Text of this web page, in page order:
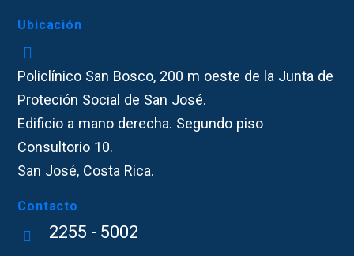
Ubicación
Policlínico San Bosco, 200 m oeste de la Junta de
Proteción Social de San José.
Edificio a mano derecha. Segundo piso
Consultorio 10.
San José, Costa Rica.
Contacto
2255 - 5002